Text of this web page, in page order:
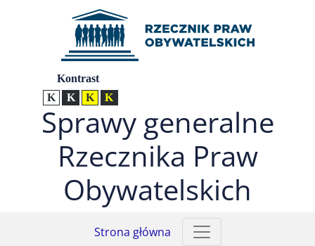
Przejdź do menu głównego (nacisnij Enter)
Przejdź do treści (nacisnij Enter)
Przejdź do mapy serwisu (nacisnij Enter)
UstawieniaKontrast
Kontrast normalny
Kontrast biały tekst na czarnym
Kontrast czarny tekst na żółtym
Sprawy generalne
Rzecznika Praw
Obywatelskich
Strona główna